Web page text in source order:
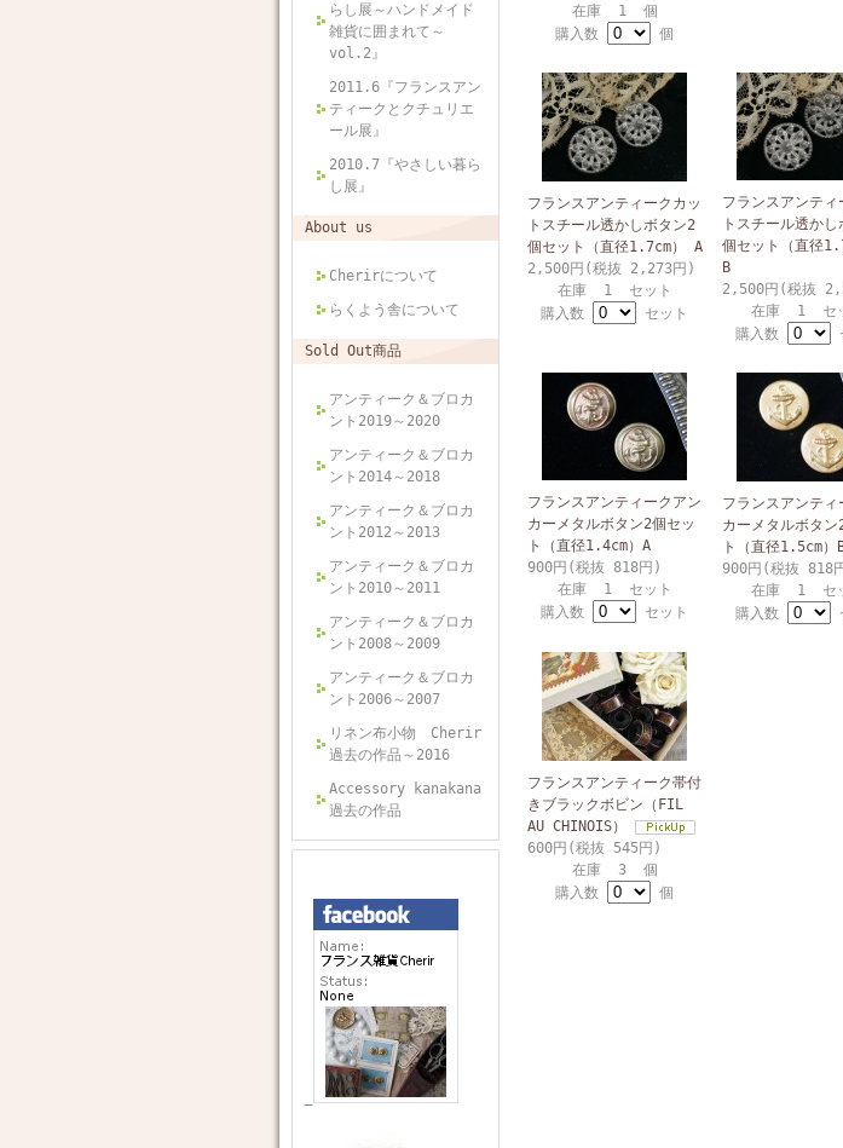
らし展～ハンドメイド
雑貨に囲まれて～
vol.2』
2011.6『フランスアン
ティークとクチュリエ
ール展』
2010.7『やさしい暮ら
し展』
About us
Cherirについて
らくよう舎について
Sold Out商品
アンティーク＆ブロカ
ント2019～2020
アンティーク＆ブロカ
ント2014～2018
アンティーク＆ブロカ
ント2012～2013
アンティーク＆ブロカ
ント2010～2011
アンティーク＆ブロカ
ント2008～2009
アンティーク＆ブロカ
ント2006～2007
リネン布小物 Cherir
過去の作品～2016
Accessory kanakana
過去の作品
在庫 1 個
購入数
個
フランスアンティークカッ
トスチール透かしボタン2
個セット（直径1.7cm） A
2,500円(税抜 2,273円)
在庫 1 セット
購入数
セット
フランスアンティ
トスチール透かし
個セット（直径
B
2,500円(税抜
在庫 1 セ
購入数
フランスアンティークアン
カーメタルボタン2個セッ
ト（直径1.4cm）A
900円(税抜 818円)
在庫 1 セット
購入数
セット
フランスアンティ
カーメタルボタン
ト（直径1.5cm）
900円(税抜 818
在庫 1 セ
購入数
フランスアンティーク帯付
きブラックボビン（FIL
AU CHINOIS）
600円(税抜 545円)
在庫 3 個
購入数
個